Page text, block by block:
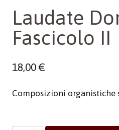
Laudate
Fascicolo II
18,00€
Composizioni organistiche